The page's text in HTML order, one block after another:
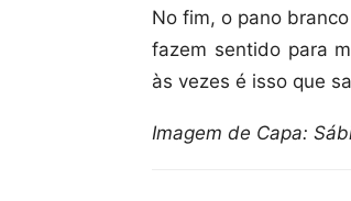
No fim, o pano
fazem sentido para
às vezes é isso que
Imagem de Capa: